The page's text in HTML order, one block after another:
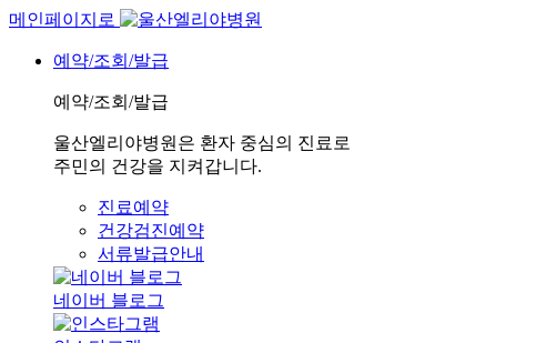
메인페이지로
예약/조회/발급
예약/조회/발급
울산엘리야병원은 환자 중심의 진료로
주민의 건강을 지켜갑니다.
진료예약
건강검진예약
서류발급안내
네이버 블로그